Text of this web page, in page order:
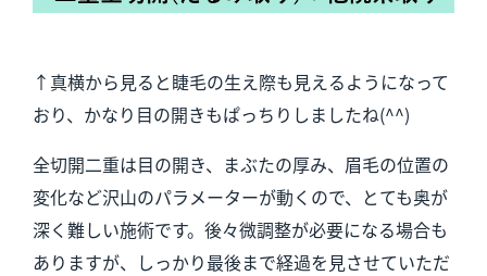
↑真横から見ると睫毛の生え際も見えるようになって
おり、かなり目の開きもぱっちりしましたね(^^)
全切開二重は目の開き、まぶたの厚み、眉毛の位置の
変化など沢山のパラメーターが動くので、とても奥が
深く難しい施術です。後々微調整が必要になる場合も
ありますが、しっかり最後まで経過を見させていただ